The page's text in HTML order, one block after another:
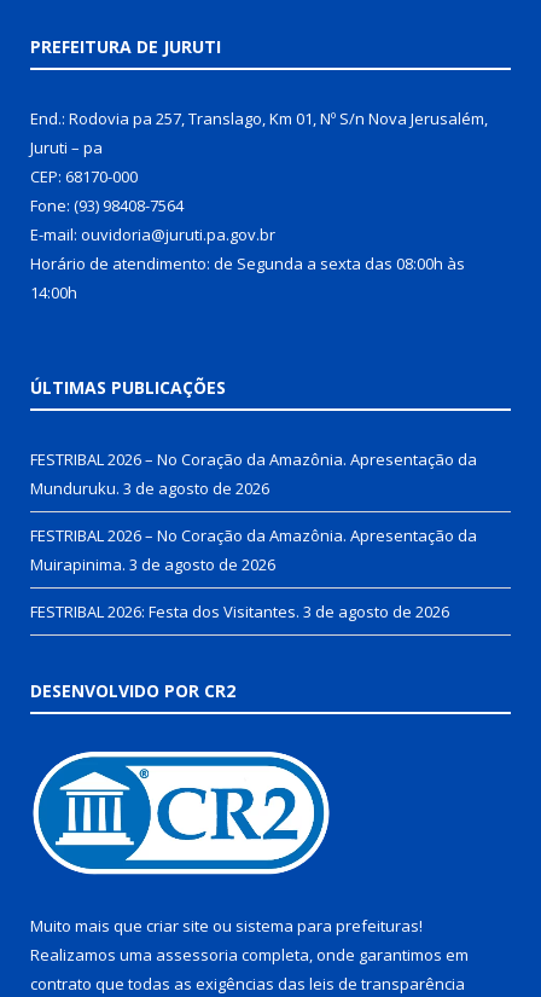
PREFEITURA DE JURUTI
End.: Rodovia pa 257, Translago, Km 01, Nº S/n Nova Jerusalém,
Juruti – pa
CEP: 68170-000
Fone: (93) 98408-7564
E-mail: ouvidoria@juruti.pa.gov.br
Horário de atendimento: de Segunda a sexta das 08:00h às
14:00h
ÚLTIMAS PUBLICAÇÕES
FESTRIBAL 2026 – No Coração da Amazônia. Apresentação da
Munduruku. 3 de agosto de 2026
FESTRIBAL 2026 – No Coração da Amazônia. Apresentação da
Muirapinima. 3 de agosto de 2026
FESTRIBAL 2026: Festa dos Visitantes. 3 de agosto de 2026
DESENVOLVIDO POR CR2
Muito mais que criar site ou sistema para prefeituras!
Realizamos uma assessoria completa, onde garantimos em
contrato que todas as exigências das leis de transparência